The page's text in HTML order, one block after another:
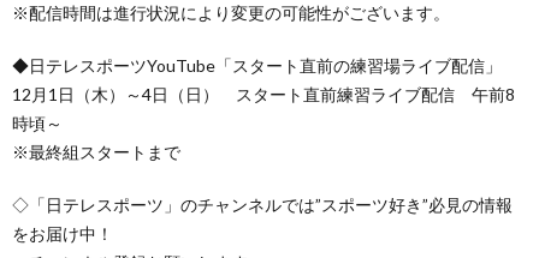
※配信時間は進行状況により変更の可能性がございます。
◆日テレスポーツYouTube「スタート直前の練習場ライブ配信」
12月1日（木）～4日（日） スタート直前練習ライブ配信 午前8
時頃～
※最終組スタートまで
◇「日テレスポーツ」のチャンネルでは”スポーツ好き”必見の情報
をお届け中！